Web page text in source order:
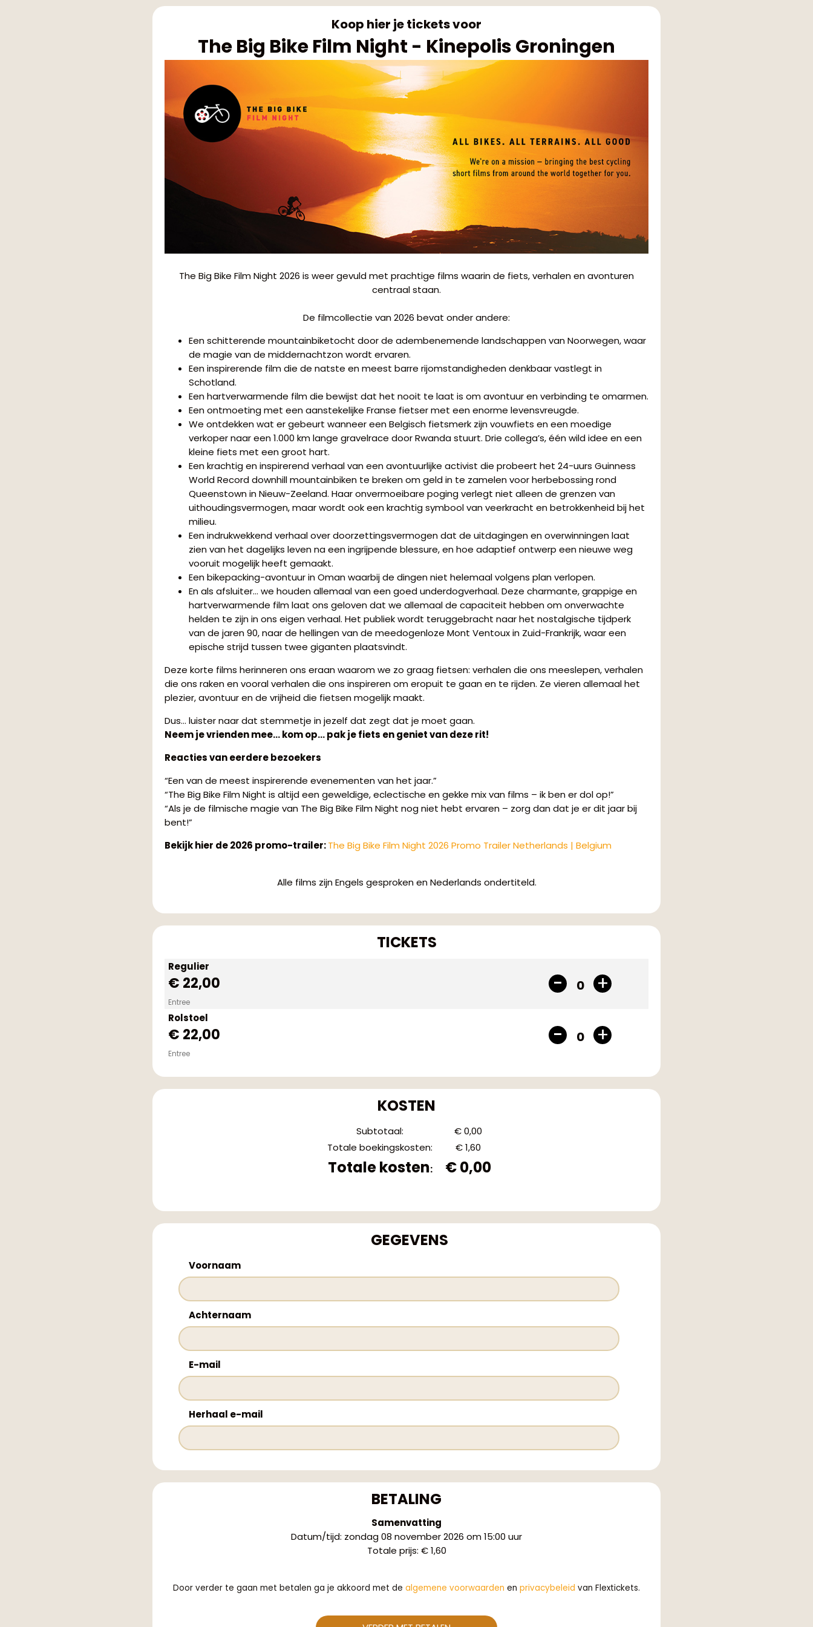
Koop hier je tickets voor
The Big Bike Film Night - Kinepolis Groningen
The Big Bike Film Night 2026 is weer gevuld met prachtige films waarin de fiets, verhalen en avonturen
centraal staan.
De filmcollectie van 2026 bevat onder andere:
Een schitterende mountainbiketocht door de adembenemende landschappen van Noorwegen, waar
de magie van de middernachtzon wordt ervaren.
Een inspirerende film die de natste en meest barre rijomstandigheden denkbaar vastlegt in
Schotland.
Een hartverwarmende film die bewijst dat het nooit te laat is om avontuur en verbinding te omarmen.
Een ontmoeting met een aanstekelijke Franse fietser met een enorme levensvreugde.
We ontdekken wat er gebeurt wanneer een Belgisch fietsmerk zijn vouwfiets en een moedige
verkoper naar een 1.000 km lange gravelrace door Rwanda stuurt. Drie collega’s, één wild idee en een
kleine fiets met een groot hart.
Een krachtig en inspirerend verhaal van een avontuurlijke activist die probeert het 24-uurs Guinness
World Record downhill mountainbiken te breken om geld in te zamelen voor herbebossing rond
Queenstown in Nieuw-Zeeland. Haar onvermoeibare poging verlegt niet alleen de grenzen van
uithoudingsvermogen, maar wordt ook een krachtig symbool van veerkracht en betrokkenheid bij het
milieu.
Een indrukwekkend verhaal over doorzettingsvermogen dat de uitdagingen en overwinningen laat
zien van het dagelijks leven na een ingrijpende blessure, en hoe adaptief ontwerp een nieuwe weg
vooruit mogelijk heeft gemaakt.
Een bikepacking-avontuur in Oman waarbij de dingen niet helemaal volgens plan verlopen.
En als afsluiter… we houden allemaal van een goed underdogverhaal. Deze charmante, grappige en
hartverwarmende film laat ons geloven dat we allemaal de capaciteit hebben om onverwachte
helden te zijn in ons eigen verhaal. Het publiek wordt teruggebracht naar het nostalgische tijdperk
van de jaren 90, naar de hellingen van de meedogenloze Mont Ventoux in Zuid-Frankrijk, waar een
epische strijd tussen twee giganten plaatsvindt.
Deze korte films herinneren ons eraan waarom we zo graag fietsen: verhalen die ons meeslepen, verhalen
die ons raken en vooral verhalen die ons inspireren om eropuit te gaan en te rijden. Ze vieren allemaal het
plezier, avontuur en de vrijheid die fietsen mogelijk maakt.
Dus… luister naar dat stemmetje in jezelf dat zegt dat je moet gaan.
Neem je vrienden mee… kom op… pak je fiets en geniet van deze rit!
Reacties van eerdere bezoekers
“Een van de meest inspirerende evenementen van het jaar.”
“The Big Bike Film Night is altijd een geweldige, eclectische en gekke mix van films – ik ben er dol op!”
“Als je de filmische magie van The Big Bike Film Night nog niet hebt ervaren – zorg dan dat je er dit jaar bij
bent!”
Bekijk hier de 2026 promo-trailer:The Big Bike Film Night 2026 Promo Trailer Netherlands | Belgium
Alle films zijn Engels gesproken en Nederlands ondertiteld.
TICKETS
Regulier
€ 22,00 0
Entree
Rolstoel
€ 22,00 0
Entree
KOSTEN
Subtotaal:
€ 0,00
Totale boekingskosten: € 1,60
Totale kosten: € 0,00
GEGEVENS
Voornaam
Achternaam
E-mail
Herhaal e-mail
BETALING
Samenvatting
Datum/tijd: zondag 08 november 2026 om 15:00 uur
Totale prijs: € 1,60
Door verder te gaan met betalen ga je akkoord met de algemene voorwaarden en privacybeleid van Flextickets.